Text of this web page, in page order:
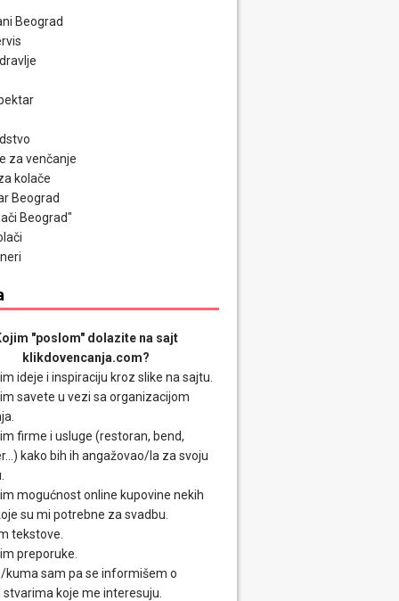
Beograd
za venčanje
kolače
Beograd
Beograd"
"poslom" dolazite na sajt
klikdovencanja.com?
ideje i inspiraciju kroz slike na sajtu.
savete u vezi sa organizacijom
firme i usluge (restoran, bend,
kako bih ih angažovao/la za svoju
mogućnost online kupovine nekih
su mi potrebne za svadbu.
tekstove.
preporuke.
kuma sam pa se informišem o
koje me interesuju.